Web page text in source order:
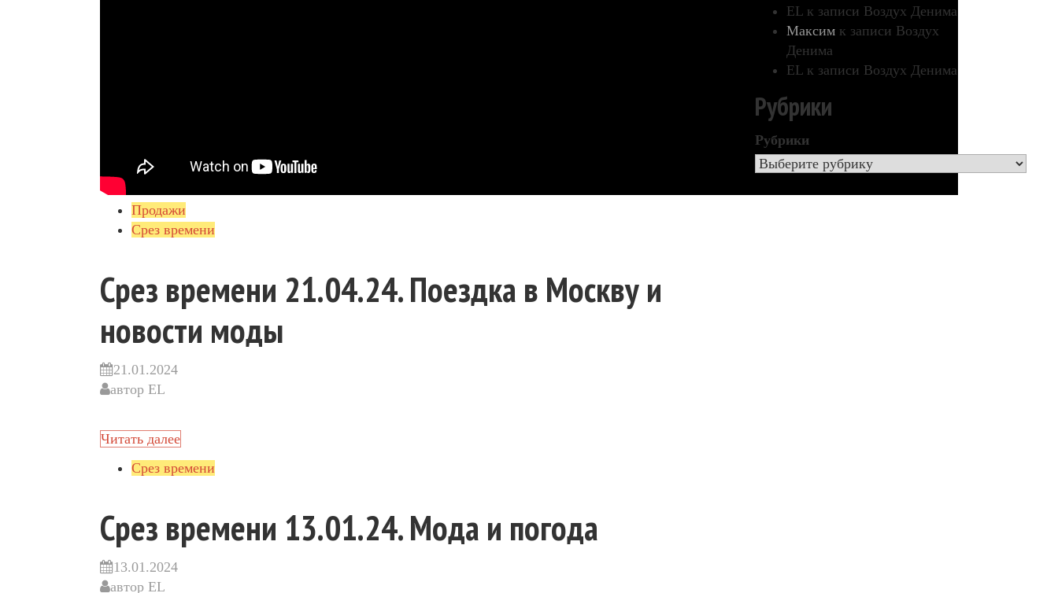
Продажи
Срез времени
Срез времени 21.04.24. Поездка в Москву и
новости моды
21.01.2024
автор EL
Читать далее
Срез времени
Срез времени 13.01.24. Мода и погода
13.01.2024
автор EL
EL к записи Воздух Денима
Максим к записи Воздух
Денима
EL к записи Воздух Денима
Рубрики
Рубрики